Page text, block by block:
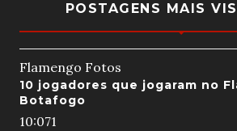
POSTAGENS MAIS
Flamengo Fotos
10 jogadores que jogaram no
Botafogo
10:071